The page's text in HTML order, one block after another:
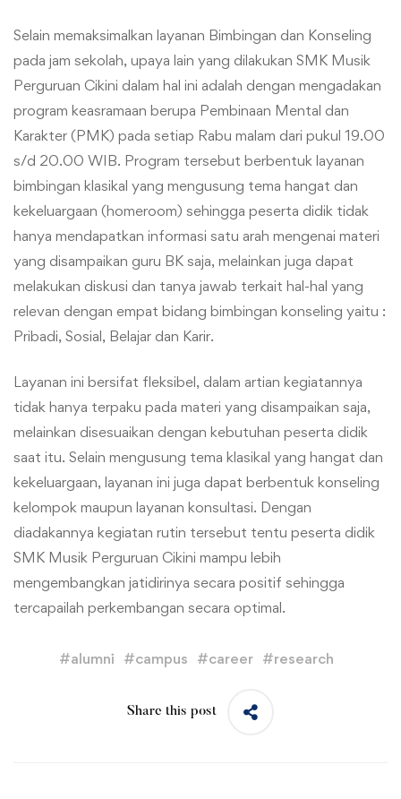
Selain memaksimalkan layanan Bimbingan dan Konseling
pada jam sekolah, upaya lain yang dilakukan SMK Musik
Perguruan Cikini dalam hal ini adalah dengan mengadakan
program keasramaan berupa Pembinaan Mental dan
Karakter (PMK) pada setiap Rabu malam dari pukul 19.00
s/d 20.00 WIB. Program tersebut berbentuk layanan
bimbingan klasikal yang mengusung tema hangat dan
kekeluargaan (homeroom) sehingga peserta didik tidak
hanya mendapatkan informasi satu arah mengenai materi
yang disampaikan guru BK saja, melainkan juga dapat
melakukan diskusi dan tanya jawab terkait hal-hal yang
relevan dengan empat bidang bimbingan konseling yaitu :
Pribadi, Sosial, Belajar dan Karir.
Layanan ini bersifat fleksibel, dalam artian kegiatannya
tidak hanya terpaku pada materi yang disampaikan saja,
melainkan disesuaikan dengan kebutuhan peserta didik
saat itu. Selain mengusung tema klasikal yang hangat dan
kekeluargaan, layanan ini juga dapat berbentuk konseling
kelompok maupun layanan konsultasi. Dengan
diadakannya kegiatan rutin tersebut tentu peserta didik
SMK Musik Perguruan Cikini mampu lebih
mengembangkan jatidirinya secara positif sehingga
tercapailah perkembangan secara optimal.
#alumni #campus #career #research
Share this post